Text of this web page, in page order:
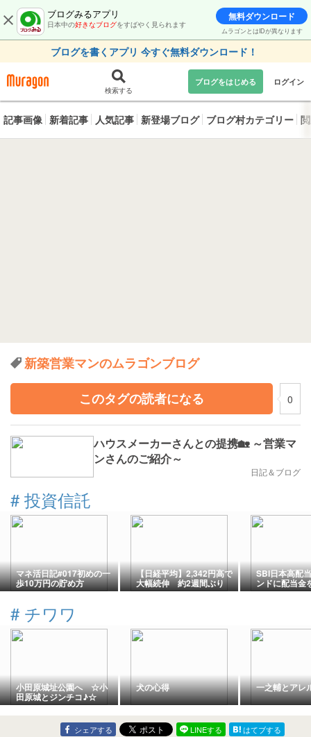
ブログみるアプリ
日本中の好きなブログをすばやく見られます
無料ダウンロード
ムラゴンとはIDが異なります
ブログを書くアプリ 今すぐ無料ダウンロード！
検索する
ブログをはじめる ログイン
記事画像 新着記事 人気記事 新登場ブログ ブログ村カテゴリー
新築営業マンのムラゴンブログ
このタグの読者になる
0
ハウスメーカーさんとの提携🏡 ～営業マ
ンさんのご紹介～
日記＆ブログ
# 投資信託
マネ活日記#017初めの一
歩10万円の貯め方
【日経平均】2,342円高で
大幅続伸 約2週間ぶり
66,000円台を回復
SBI日本高配
ンドに配当金
個別株選びに
# チワワ
小田原城址公園へ ☆小
田原城とジンチコ♪☆
犬の心得 一之輔とア
シェアする LINEする
はてブする